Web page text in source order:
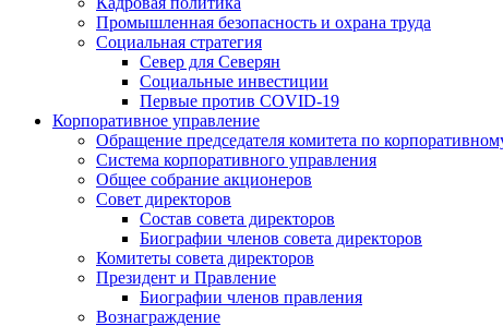
Промышленная безопасность и охрана труда
Социальная стратегия
Север для Северян
Социальные инвестиции
Первые против COVID‑19
Корпоративное управление
Обращение председателя комитета по
Система корпоративного управления
Общее собрание акционеров
Совет директоров
Состав совета директоров
Биографии членов совета директоров
Комитеты совета директоров
Президент и Правление
Биографии членов правления
Вознаграждение